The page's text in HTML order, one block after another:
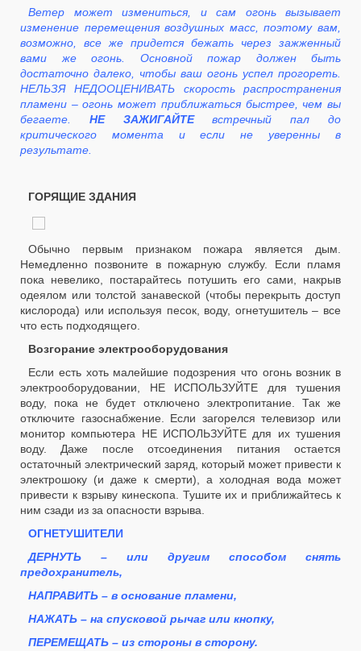
Ветер может измениться, и сам огонь вызывает
изменение перемещения воздушных масс, поэтому вам,
возможно, все же придется бежать через зажженный
вами же огонь. Основной пожар должен быть
достаточно далеко, чтобы ваш огонь успел прогореть.
НЕЛЬЗЯ НЕДООЦЕНИВАТЬ скорость распространения
пламени – огонь может приближаться быстрее, чем вы
бегаете. НЕ ЗАЖИГАЙТЕвстречный пал до
критического момента и если не уверенны в
результате.
ГОРЯЩИЕ ЗДАНИЯ
Обычно первым признаком пожара является дым.
Немедленно позвоните в пожарную службу. Если пламя
пока невелико, постарайтесь потушить его сами, накрыв
одеялом или толстой занавеской (чтобы перекрыть доступ
кислорода) или используя песок, воду, огнетушитель – все
что есть подходящего.
Возгорание электрооборудования
Если есть хоть малейшие подозрения что огонь возник в
электрооборудовании, НЕ ИСПОЛЬЗУЙТЕ для тушения
воду, пока не будет отключено электропитание. Так же
отключите газоснабжение. Если загорелся телевизор или
монитор компьютера НЕ ИСПОЛЬЗУЙТЕ для их тушения
воду. Даже после отсоединения питания остается
остаточный электрический заряд, который может привести к
электрошоку (и даже к смерти), а холодная вода может
привести к взрыву кинескопа. Тушите их и приближайтесь к
ним сзади из за опасности взрыва.
ОГНЕТУШИТЕЛИ
ДЕРНУТЬ – или другим способом снять
предохранитель,
НАПРАВИТЬ – в основание пламени,
НАЖАТЬ – на спусковой рычаг или кнопку,
ПЕРЕМЕЩАТЬ – из стороны в сторону.